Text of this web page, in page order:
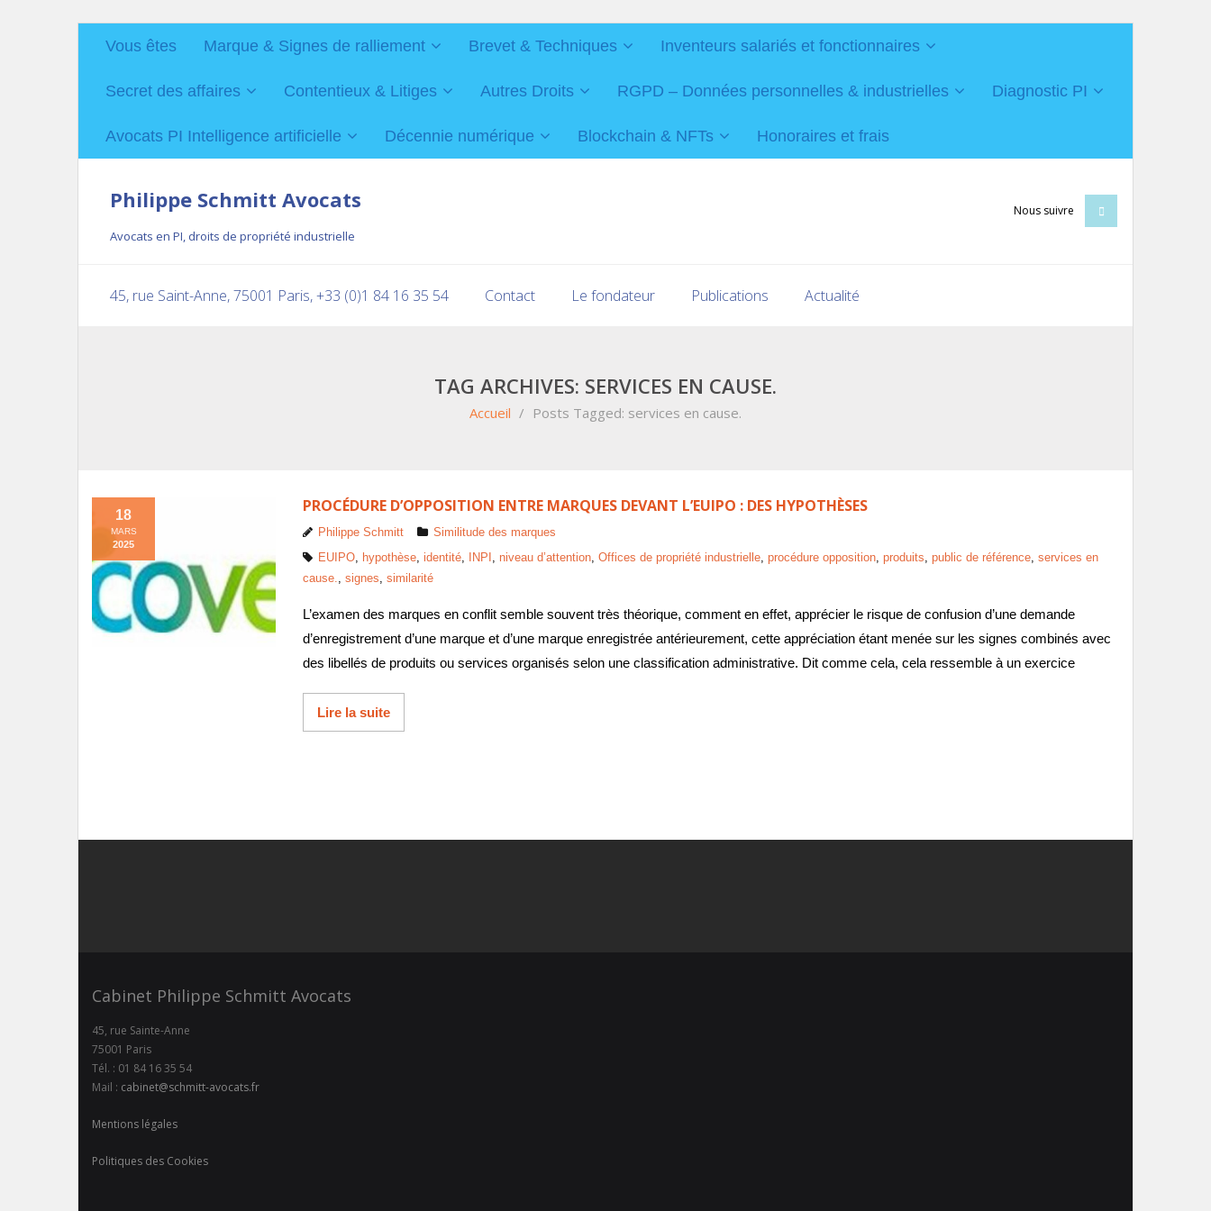
Vous êtes Marque & Signes de ralliement Brevet & Techniques Inventeurs salariés et fonctionnaires
Secret des affaires Contentieux & Litiges Autres Droits RGPD – Données personnelles & industrielles Diagnostic PI
Avocats PI Intelligence artificielle Décennie numérique Blockchain & NFTs Honoraires et frais
Philippe Schmitt Avocats
Avocats en PI, droits de propriété industrielle
Nous suivre
45, rue Saint-Anne, 75001 Paris, +33 (0)1 84 16 35 54 Contact Le fondateur Publications Actualité
TAG ARCHIVES: SERVICES EN CAUSE.
Accueil / Posts Tagged: services en cause.
PROCÉDURE D’OPPOSITION ENTRE MARQUES DEVANT L’EUIPO : DES HYPOTHÈSES
18
MARS
2025
Philippe Schmitt
Similitude des marques
EUIPO, hypothèse, identité, INPI , niveau d’attention, Offices de propriété industrielle, procédure opposition, produits, public de référence, services en
cause., signes, similarité
L’examen des marques en conflit semble souvent très théorique, comment en effet, apprécier le risque de confusion d’une demande
d’enregistrement d’une marque et d’une marque enregistrée antérieurement, cette appréciation étant menée sur les signes combinés avec
des libellés de produits ou services organisés selon une classification administrative. Dit comme cela, cela ressemble à un exercice
Lire la suite
Cabinet Philippe Schmitt Avocats
45, rue Sainte-Anne
75001 Paris
Tél. : 01 84 16 35 54
Mail : cabinet@schmitt-avocats.fr
Mentions légales
Politiques des Cookies